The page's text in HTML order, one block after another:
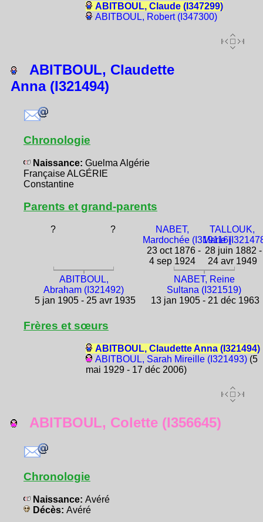
ABITBOUL, Claude (I347299)
ABITBOUL, Robert (I347300)
ABITBOUL, Claudette
Anna (I321494)
Chronologie
Naissance: Guelma Algérie
Française ALGÉRIE
Constantine
Parents et grand-parents
? ?
NABET,
Mardochée (I319116)
23 oct 1876 -
4 sep 1924
TALLOUK,
Marie
28 juin 1882 -
24 avr 1949
ABITBOUL,
Abraham (I321492)
5 jan 1905 - 25 avr 1935
NABET, Reine
Sultana (I321519)
13 jan 1905 - 21 déc 1963
Frères et sœurs
ABITBOUL, Claudette Anna (I321494)
ABITBOUL, Sarah Mireille (I321493)(5
mai 1929 - 17 déc 2006)
ABITBOUL, Colette (I356645)
Chronologie
Naissance: Avéré
Décès: Avéré